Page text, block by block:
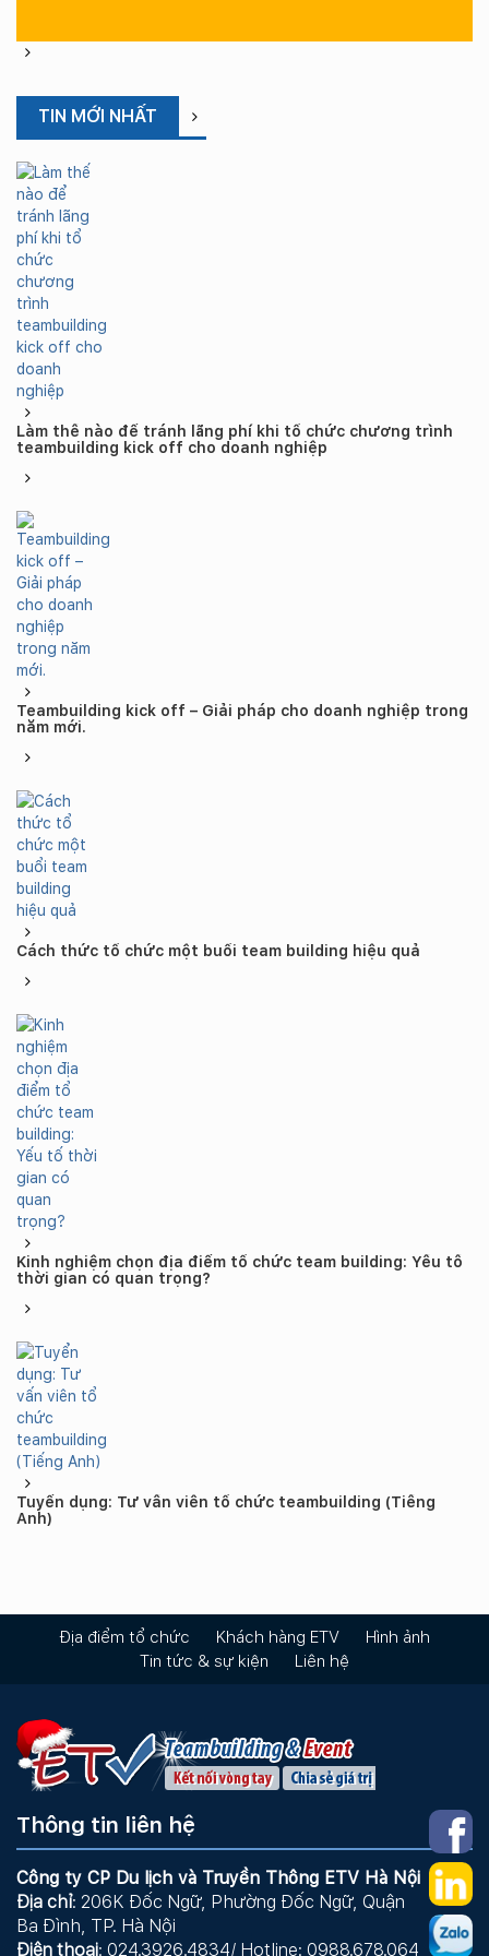
TIN MỚI NHẤT
Làm thế nào để tránh lãng phí khi tổ chức chương trình
teambuilding kick off cho doanh nghiệp
Teambuilding kick off – Giải pháp cho doanh nghiệp trong
năm mới.
Cách thức tổ chức một buổi team building hiệu quả
Kinh nghiệm chọn địa điểm tổ chức team building: Yếu tố
thời gian có quan trọng?
Tuyển dụng: Tư vấn viên tổ chức teambuilding (Tiếng
Anh)
Địa điểm tổ chức Khách hàng ETV
Hình ảnh
Tin tức & sự kiện
Liên hệ
Thông tin liên hệ
Công ty CP Du lịch và Truyền Thông ETV Hà Nội
Địa chỉ: 206K Đốc Ngữ, Phường Đốc Ngữ, Quận
Ba Đình, TP. Hà Nội
Điện thoại: 024.3926.4834/ Hotline: 0988.678.064